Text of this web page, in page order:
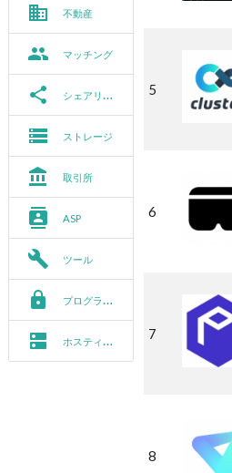
business 不動産
group マッチング
share シェアリング
storage ストレージ
account_balance 取引所
contacts ASP
build ツール
https プログラミング
dns ホスティング
5
6
7
8